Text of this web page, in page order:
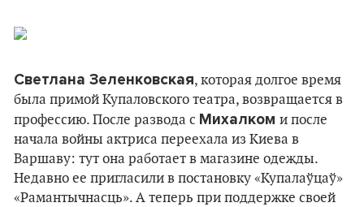
Светлана Зеленковская, которая долгое время
была примой Купаловского театра, возвращается в
профессию. После развода с Михалком и после
начала войны актриса переехала из Киева в
Варшаву: тут она работает в магазине одежды.
Недавно ее пригласили в постановку «Купалаўцаў»
«Рамантычнасць». А теперь при поддержке своей